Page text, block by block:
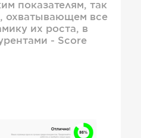
показателям, так
охватывающем все
их роста, в
- Score